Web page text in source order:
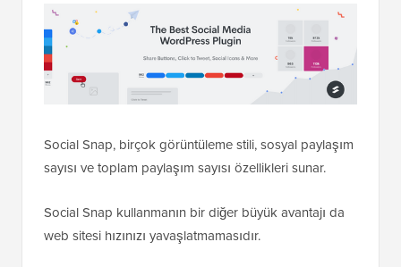
Social Snap, birçok görüntüleme stili, sosyal paylaşım
sayısı ve toplam paylaşım sayısı özellikleri sunar.
Social Snap kullanmanın bir diğer büyük avantajı da
web sitesi hızınızı yavaşlatmamasıdır.